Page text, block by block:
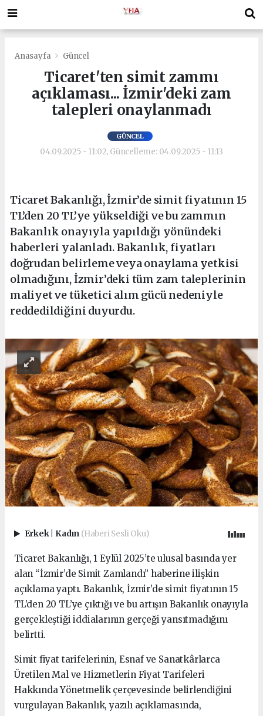
Anasayfa Güncel
Ticaret'ten simit zammı
açıklaması... İzmir'deki zam
talepleri onaylanmadı
GÜNCEL
04.09.2025 - 11:02, Güncelleme: 04.09.2025 - 11:13
Ticaret Bakanlığı, İzmir’de simit fiyatının 15
TL’den 20 TL’ye yükseldiği ve bu zammın
Bakanlık onayıyla yapıldığı yönündeki
haberleri yalanladı. Bakanlık, fiyatları
doğrudan belirleme veya onaylama yetkisi
olmadığını, İzmir’deki tüm zam taleplerinin
maliyet ve tüketici alım gücü nedeniyle
reddedildiğini duyurdu.
Erkek Kadın (Haberi Sesli Oku)
Ticaret Bakanlığı, 1 Eylül 2025’te ulusal basında yer
alan “İzmir’de Simit Zamlandı” haberine ilişkin
açıklama yaptı. Bakanlık, İzmir’de simit fiyatının 15
TL’den 20 TL’ye çıktığı ve bu artışın Bakanlık onayıyla
gerçekleştiği iddialarının gerçeği yansıtmadığını
belirtti.
Simit fiyat tarifelerinin, Esnaf ve Sanatkârlarca
Üretilen Mal ve Hizmetlerin Fiyat Tarifeleri
Hakkında Yönetmelik çerçevesinde belirlendiğini
vurgulayan Bakanlık, yazılı açıklamasında,